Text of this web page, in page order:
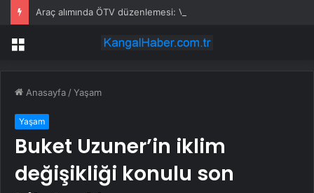
Menü
Anasayfa /Yaşam
Yaşam
Buket Uzuner’in iklim
değişikliği konulu son